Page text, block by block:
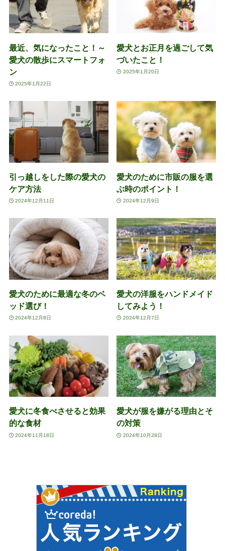
最近、気になったこと！～
愛犬の散歩にスマートフォ
ン
2025年1月22日
愛犬とお正月を過ごして気
づいたこと！
2025年1月20日
引っ越しをした際の愛犬の
ケア方法
2024年12月11日
愛犬のために市販の服を選
ぶ時のポイント！
2024年12月9日
愛犬のために最適な冬のベ
ッド選び！
2024年12月8日
愛犬の洋服をハンドメイド
してみよう！
2024年12月7日
愛犬に冬食べさせると効果
的な食材
2024年11月18日
愛犬が服を嫌がる理由とそ
の対策
2024年10月28日